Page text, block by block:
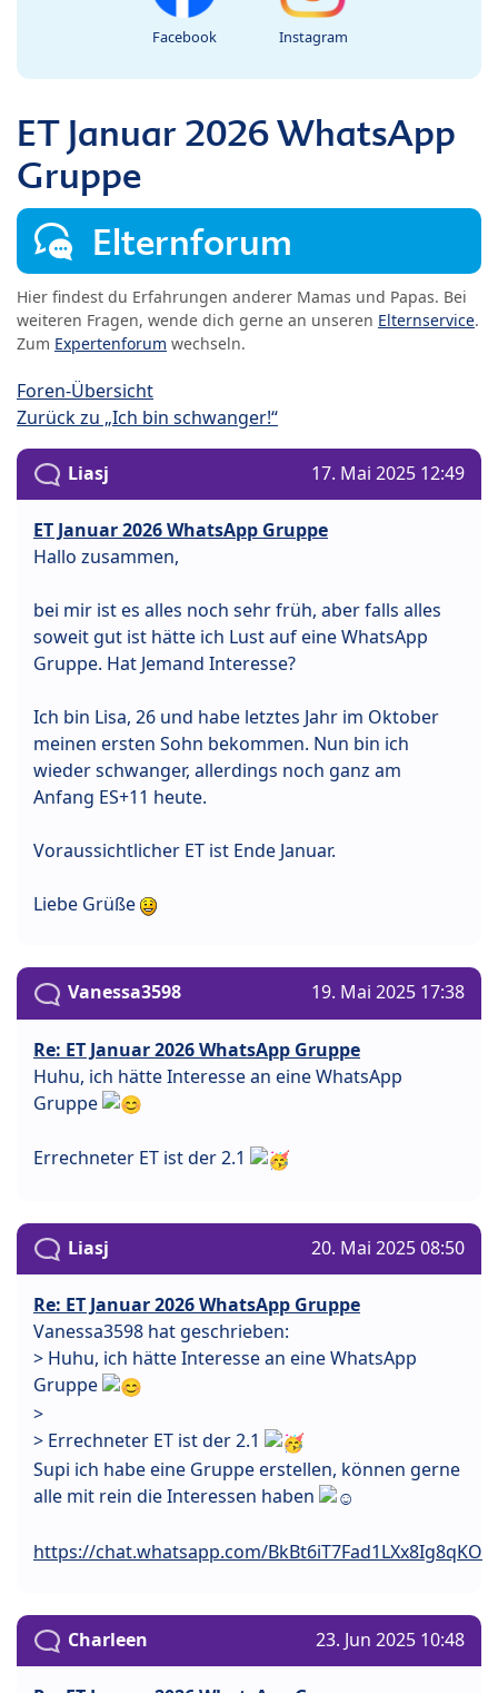
Facebook Instagram
ET Januar 2026 WhatsApp
Gruppe
Elternforum
Hier findest du Erfahrungen anderer Mamas und Papas. Bei
weiteren Fragen, wende dich gerne an unseren Elternservice.
Zum Expertenforum wechseln.
Foren-Übersicht
Zurück zu „Ich bin schwanger!“
Liasj 17. Mai 2025 12:49
ET Januar 2026 WhatsApp Gruppe
Hallo zusammen,
bei mir ist es alles noch sehr früh, aber falls alles
soweit gut ist hätte ich Lust auf eine WhatsApp
Gruppe. Hat Jemand Interesse?
Ich bin Lisa, 26 und habe letztes Jahr im Oktober
meinen ersten Sohn bekommen. Nun bin ich
wieder schwanger, allerdings noch ganz am
Anfang ES+11 heute.
Voraussichtlicher ET ist Ende Januar.
Liebe Grüße
Vanessa3598 19. Mai 2025 17:38
Re: ET Januar 2026 WhatsApp Gruppe
Huhu, ich hätte Interesse an eine WhatsApp
Gruppe
Errechneter ET ist der 2.1
Liasj 20. Mai 2025 08:50
Re: ET Januar 2026 WhatsApp Gruppe
Vanessa3598 hat geschrieben:
> Huhu, ich hätte Interesse an eine WhatsApp
Gruppe
>
> Errechneter ET ist der 2.1
Supi ich habe eine Gruppe erstellen, können gerne
alle mit rein die Interessen haben
https://chat.whatsapp.com/BkBt6iT7Fad1LXx8Ig8qKO
Charleen 23. Jun 2025 10:48